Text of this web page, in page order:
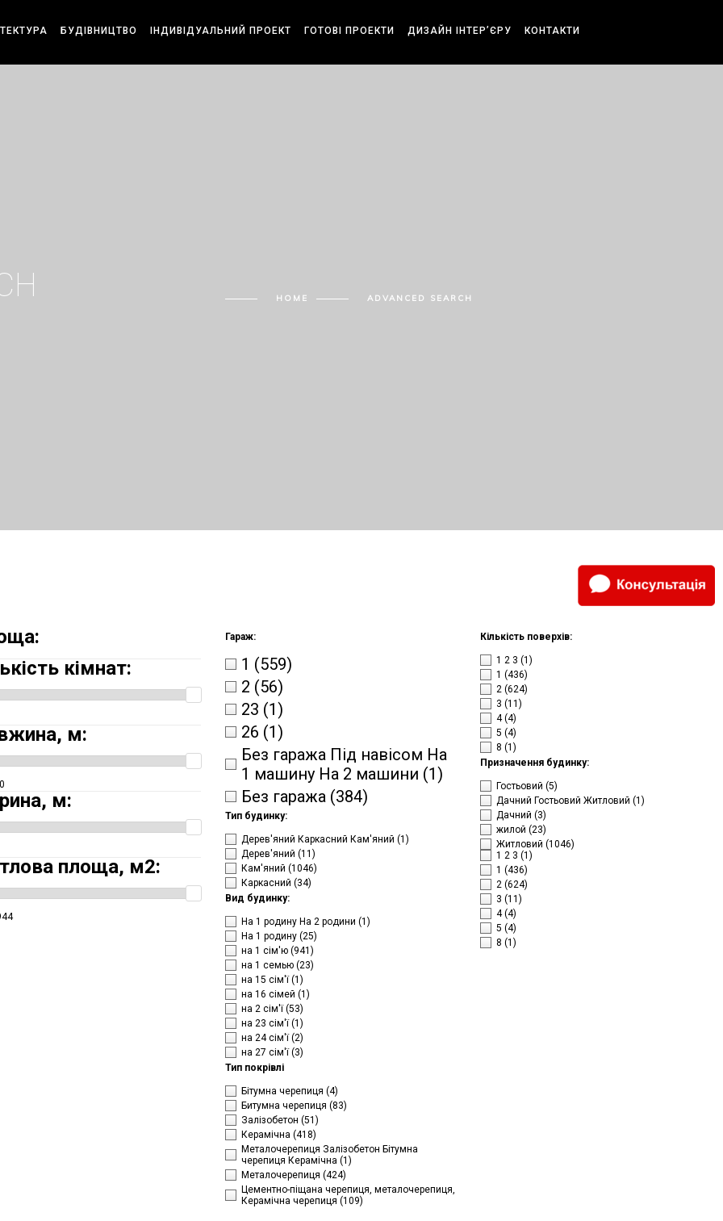
БУДІВНИЦТВО ІНДИВІДУАЛЬНИЙ ПРОЕКТ ГОТОВІ ПРОЕКТИ ДИЗАЙН ІНТЕР’ЄРУ КОНТАКТИ
HOME ADVANCED SEARCH
кімнат:
м:
м:
площа, м2:
Гараж:
1 (559)
2 (56)
23 (1)
26 (1)
Без гаража Під навісом На
1 машину На 2 машини (1)
Без гаража (384)
Тип будинку:
Дерев'яний Каркасний Кам'яний (1)
Дерев'яний (11)
Кам'яний (1046)
Каркасний (34)
Вид будинку:
На 1 родину На 2 родини (1)
На 1 родину (25)
на 1 сім'ю (941)
на 1 семью (23)
на 15 сім'ї(1)
на 16 сімей (1)
на 2 сім'ї(53)
на 23 сім'ї(1)
на 24 сім'ї(2)
на 27 сім'ї(3)
Тип покрівлі
Бітумна черепиця (4)
Битумна черепиця (83)
Залізобетон (51)
Керамічна (418)
Металочерепиця Залізобетон Бітумна
черепиця Керамічна (1)
Металочерепиця (424)
Цементно-піщана черепиця, металочерепиця,
Керамічна черепиця (109)
Кількість поверхів:
1 2 3 (1)
1 (436)
2 (624)
3 (11)
4(4)
5 (4)
8 (1)
Призначення будинку:
Гостьовий (5)
Дачний Гостьовий Житловий (1)
Дачний (3)
жилой (23)
Житловий (1046)
1 2 3 (1)
1 (436)
2 (624)
3 (11)
4(4)
5 (4)
8 (1)